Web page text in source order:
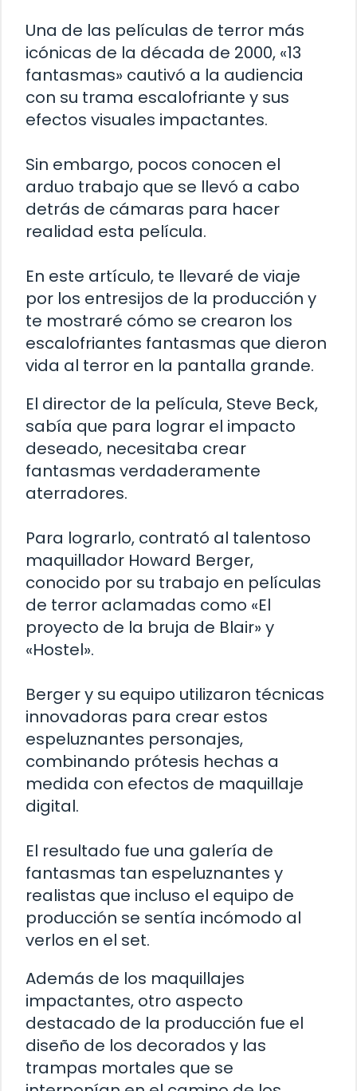
Una de las películas de terror más
icónicas de la década de 2000, «13
fantasmas» cautivó a la audiencia
con su trama escalofriante y sus
efectos visuales impactantes.
Sin embargo, pocos conocen el
arduo trabajo que se llevó a cabo
detrás de cámaras para hacer
realidad esta película.
En este artículo, te llevaré de viaje
por los entresijos de la producción y
te mostraré cómo se crearon los
escalofriantes fantasmas que dieron
vida al terror en la pantalla grande.
El director de la película, Steve Beck,
sabía que para lograr el impacto
deseado, necesitaba crear
fantasmas verdaderamente
aterradores.
Para lograrlo, contrató al talentoso
maquillador Howard Berger,
conocido por su trabajo en películas
de terror aclamadas como «El
proyecto de la bruja de Blair» y
«Hostel».
Berger y su equipo utilizaron técnicas
innovadoras para crear estos
espeluznantes personajes,
combinando prótesis hechas a
medida con efectos de maquillaje
digital.
El resultado fue una galería de
fantasmas tan espeluznantes y
realistas que incluso el equipo de
producción se sentía incómodo al
verlos en el set.
Además de los maquillajes
impactantes, otro aspecto
destacado de la producción fue el
diseño de los decorados y las
trampas mortales que se